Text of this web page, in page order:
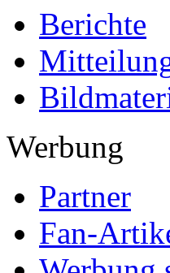
Berichte
Werbung
Partner
Fan-